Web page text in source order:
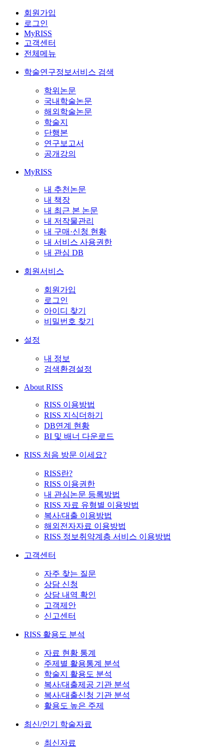
회원가입
로그인
MyRISS
고객센터
전체메뉴
학술연구정보서비스 검색
학위논문
국내학술논문
해외학술논문
학술지
단행본
연구보고서
공개강의
MyRISS
내 추천논문
내 책장
내 최근 본 논문
내 저작물관리
내 구매·신청 현황
내 서비스 사용권한
내 관심 DB
회원서비스
회원가입
로그인
아이디 찾기
비밀번호 찾기
설정
내 정보
검색환경설정
About RISS
RISS 이용방법
RISS 지식더하기
DB연계 현황
BI 및 배너 다운로드
RISS 처음 방문 이세요?
RISS란?
RISS 이용권한
내 관심논문 등록방법
RISS 자료 유형별 이용방법
복사/대출 이용방법
해외전자자료 이용방법
RISS 정보취약계층 서비스 이용방법
고객센터
자주 찾는 질문
상담 신청
상담 내역 확인
고객제안
신고센터
RISS 활용도 분석
자료 현황 통계
주제별 활용통계 분석
학술지 활용도 분석
복사/대출제공 기관 분석
복사/대출신청 기관 분석
활용도 높은 주제
최신/인기 학술자료
최신자료